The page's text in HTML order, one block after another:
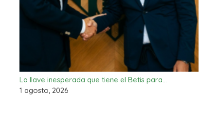
La llave inesperada que tiene el Betis para…
1 agosto, 2026